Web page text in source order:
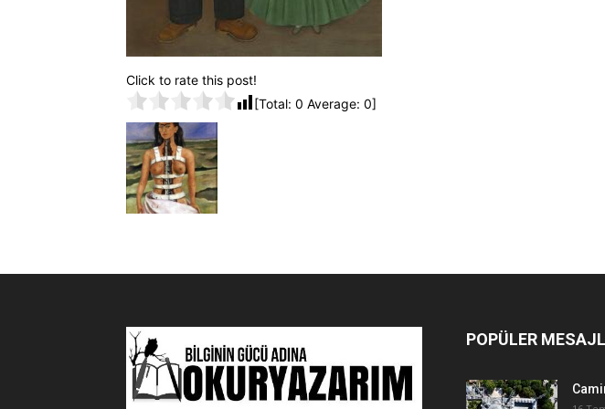
Click to rate this post!
[Total: 0 Average: 0]
POPÜLER